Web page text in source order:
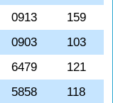
0913
159
0903
103
6479
121
5858
118